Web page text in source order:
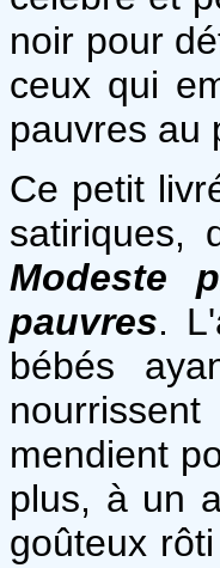
noir pour
ceux qui
pauvres au
Ce petit
satiriques,
Modeste
pauvres.
bébés
mendient
plus, à un
goûteux